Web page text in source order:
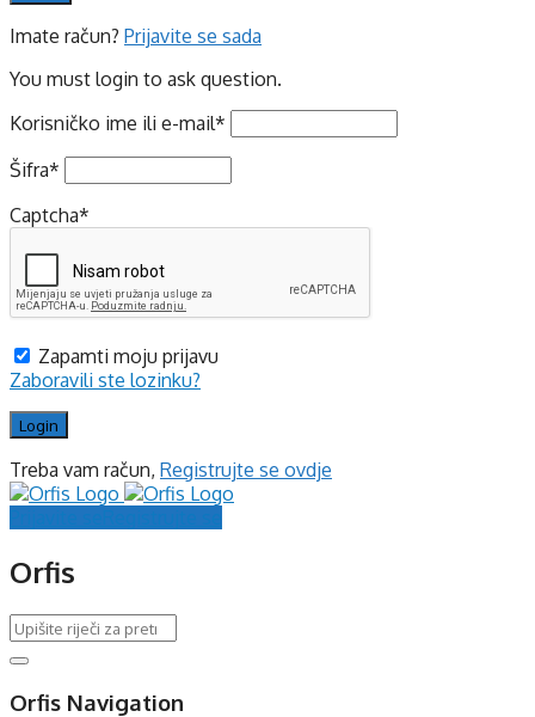
Imate račun? Prijavite se sada
You must login to ask question.
Korisničko ime ili e-mail*
Šifra*
Captcha*
Zapamti moju prijavu
Zaboravili ste lozinku?
Treba vam račun, Registrujte se ovdje
Orfis
Orfis Navigation